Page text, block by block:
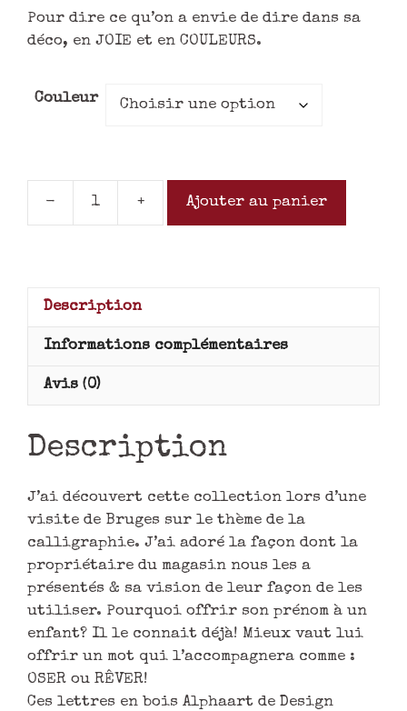
Pour dire ce qu’on a envie de dire dans sa
déco, en JOIE et en COULEURS.
Couleur
- + Ajouter au panier
Description
Informations complémentaires
Avis (0)
Description
J’ai découvert cette collection lors d’une
visite de Bruges sur le thème de la
calligraphie. J’ai adoré la façon dont la
propriétaire du magasin nous les a
présentés & sa vision de leur façon de les
utiliser. Pourquoi offrir son prénom à un
enfant? Il le connait déjà! Mieux vaut lui
offrir un mot qui l’accompagnera comme :
OSER ou RÊVER!
Ces lettres en bois Alphaart de Design